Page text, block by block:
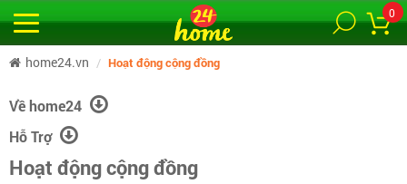
0
home24.vn Hoạt động cộng đồng
Về home24
Hỗ Trợ
Hoạt động cộng đồng